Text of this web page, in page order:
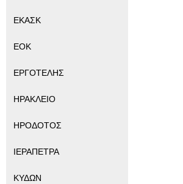
ΕΚΑΣΚ
ΕΟΚ
ΕΡΓΟΤΕΛΗΣ
ΗΡΑΚΛΕΙΟ
ΗΡΟΔΟΤΟΣ
ΙΕΡΑΠΕΤΡΑ
ΚΥΔΩΝ